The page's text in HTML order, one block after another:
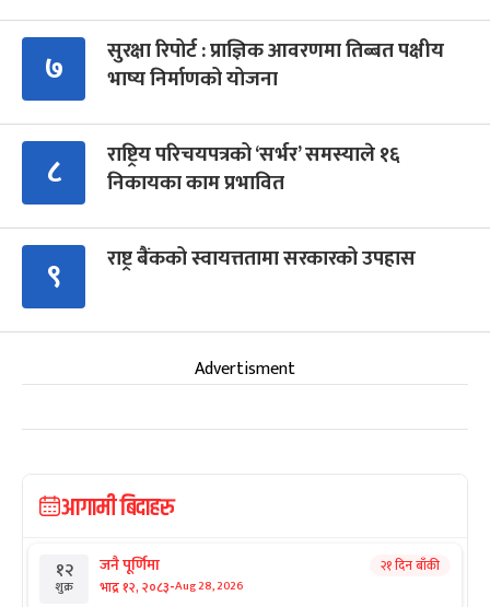
७
सुरक्षा रिपोर्ट : प्राज्ञिक आवरणमा तिब्बत पक्षीय
भाष्य निर्माणको योजना
८
राष्ट्रिय परिचयपत्रको ‘सर्भर’ समस्याले १६
निकायका काम प्रभावित
९ राष्ट्र बैंकको स्वायत्ततामा सरकारको उपहास
Advertisment
आगामी बिदाहरु
१२
शुक्र
जनै पूर्णिमा
भाद्र १२, २०८३-Aug 28, 2026
२१ दिन बाँकी